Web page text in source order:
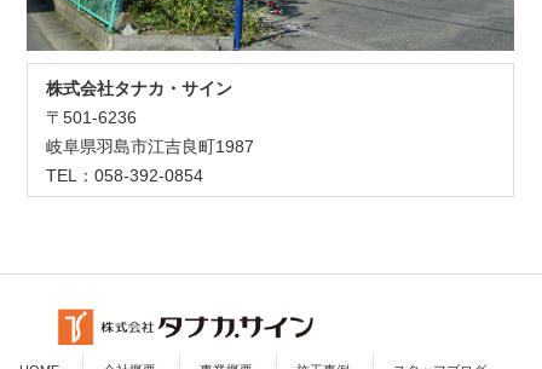
株式会社タナカ・サイン
〒501-6236
岐阜県羽島市江吉良町1987
TEL：058-392-0854